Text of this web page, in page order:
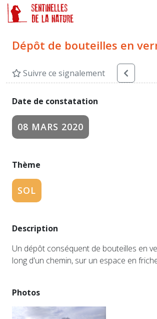
Dépôt de bouteilles en
Suivre ce signalement
Date de constatation
08 MARS 2020
Thème
SOL
Description
Un dépôt conséquent de bouteilles en
long d'un chemin, sur un espace en
Photos
Panneau de gestion des cookies